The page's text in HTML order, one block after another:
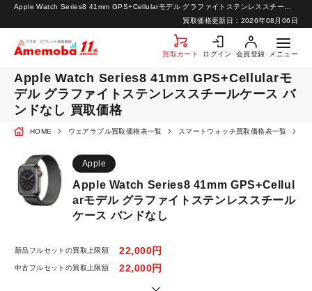
買取価格更新日： 2026年08月06日
買取カート ログイン 会員登録 メニュー
お問い合わせ
Apple Watch Series8 41mm GPS+Cellularモ
デル グラファイトステンレススチールケース バ
ンドなし 買取価格
HOME ウェアラブル買取価格表一覧 スマートウォッチ買取価格表一覧
Apple
Apple Watch Series8 41mm GPS+Cellul
arモデル グラファイトステンレススチール
ケース バンドなし
新品フルセットの買取上限額 22,000円
中古フルセットの買取上限額 22,000円